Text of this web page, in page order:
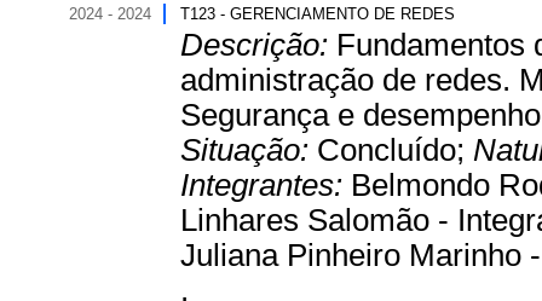
2024 - 2024 T123 - GERENCIAMENTO DE REDES
Descrição: Fundamentos
administração de redes.
Segurança e
Situação: Concluído;
Integrantes: Belmondo
Linhares Salomão -
Juliana Pinheiro Marinho
.